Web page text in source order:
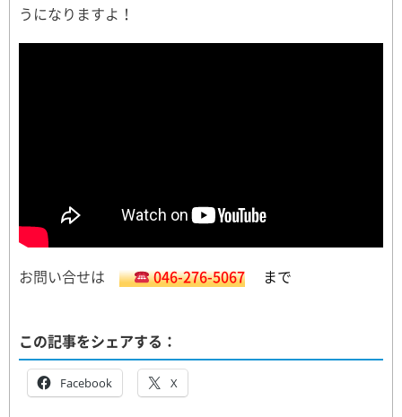
うになりますよ！
お問い合せは 046-276-5067 まで
この記事をシェアする：
Facebook X